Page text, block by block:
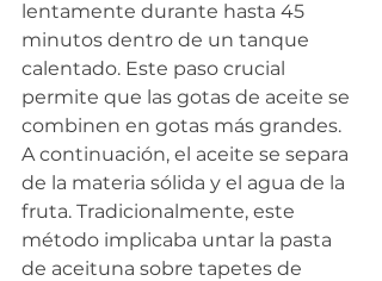
lentamente durante hasta 45
minutos dentro de un tanque
calentado. Este paso crucial
permite que las gotas de aceite se
combinen en gotas más grandes.
A continuación, el aceite se separa
de la materia sólida y el agua de la
fruta. Tradicionalmente, este
método implicaba untar la pasta
de aceituna sobre tapetes de